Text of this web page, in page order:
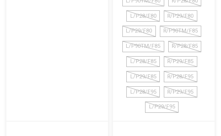
L/P28/F80 R/P29/F80
L/P29/F80 R/P90TM/F85
L/P90TM/F85 R/P28/F85
L/P28/F85 R/P29/F85
L/P29/F85 R/P28/F95
L/P28/F95 R/P29/F95
L/P29/F95